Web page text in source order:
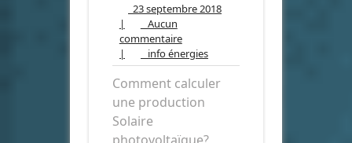
23 septembre 201823
|
Aucun
commentaireAucun
commentaire
| info énergiesinfo
énergies
Comment calculer
une production
Solaire